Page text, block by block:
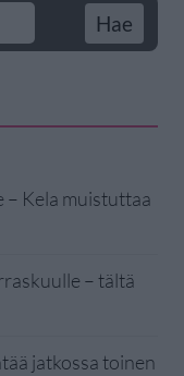
– Kela muistuttaa
– tältä
jatkossa toinen